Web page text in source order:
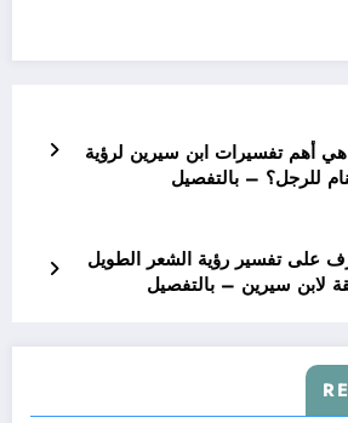
أهم تفسيرات ابن سيرين لرؤية
للرجل؟ – بالتفصيل
على تفسير رؤية الشعر الطويل
لابن سيرين – بالتفصيل